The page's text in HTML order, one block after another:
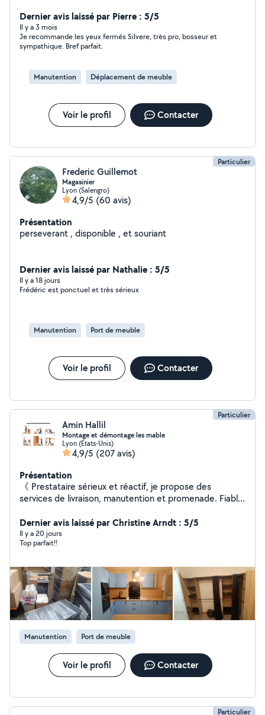
N'hésitez pas à me contacter par le biais de l'application
je suis pleinement disponible et mobile sur Lyon et son
agglomération.
Dernier avis laissé par Pierre : 5/5
Il y a 3 mois
Je recommande les yeux fermés Silvere, très pro, bosseur et
sympathique. Bref parfait.
Manutention Déplacement de meuble
Voir le profil Contacter
Particulier
Frederic Guillemot
Magasinier
Lyon (Salengro)
4,9/5 (60 avis)
Présentation
perseverant , disponible , et souriant
Dernier avis laissé par Nathalie : 5/5
Il y a 18 jours
Frédéric est ponctuel et très sérieux
Manutention Port de meuble
Voir le profil Contacter
Particulier
Amin Hallil
Montage et démontage les mable
Lyon (Etats-Unis)
4,9/5 (207 avis)
Présentation
《 Prestataire sérieux et réactif, je propose des
services de livraison, manutention et promenade. Fiable,
des tarifs accessibles disponible 7jr/7jr .》
Dernier avis laissé par Christine Arndt : 5/5
Il y a 20 jours
Top parfait!!
Manutention Port de meuble
Voir le profil Contacter
Particulier